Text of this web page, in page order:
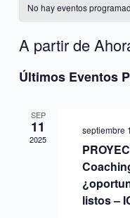
No hay eventos
A partir de
fecha.
Últimos Eventos
SEP
11
2025
septiembre
listos –